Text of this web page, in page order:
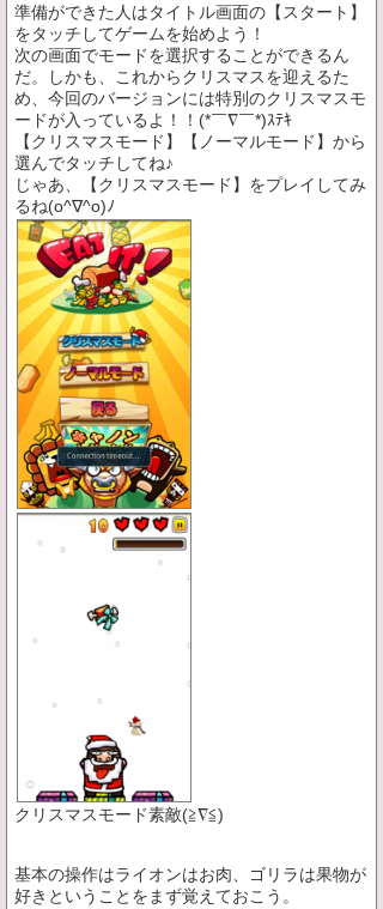
準備ができた人はタイトル画面の【スタート】
をタッチしてゲームを始めよう！
次の画面でモードを選択することができるん
だ。しかも、これからクリスマスを迎えるた
め、今回のバージョンには特別のクリスマスモ
ードが入っているよ！！(*￣∇￣*)ｽﾃｷ
【クリスマスモード】【ノーマルモード】から
選んでタッチしてね♪
じゃあ、【クリスマスモード】をプレイしてみ
るね(o^∇^o)ﾉ
クリスマスモード素敵(≧∇≦)
基本の操作はライオンはお肉、ゴリラは果物が
好きということをまず覚えておこう。